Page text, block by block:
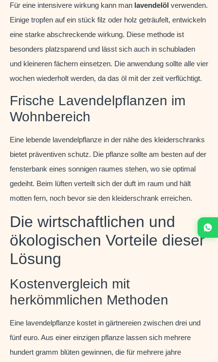
Für eine intensivere wirkung kann man lavendelöl verwenden.
Einige tropfen auf ein stück filz oder holz geträufelt, entwickeln
eine starke abschreckende wirkung. Diese methode ist
besonders platzsparend und lässt sich auch in schubladen
und kleineren fächern einsetzen. Die anwendung sollte alle vier
wochen wiederholt werden, da das öl mit der zeit verflüchtigt.
Frische Lavendelpflanzen im
Wohnbereich
Eine lebende lavendelpflanze in der nähe des kleiderschranks
bietet präventiven schutz. Die pflanze sollte am besten auf der
fensterbank eines sonnigen raumes stehen, wo sie optimal
gedeiht. Beim lüften verteilt sich der duft im raum und hält
motten fern, noch bevor sie den kleiderschrank erreichen.
Die wirtschaftlichen und
ökologischen Vorteile dieser
Lösung
Kostenvergleich mit
herkömmlichen Methoden
Eine lavendelpflanze kostet in gärtnereien zwischen drei und
fünf euro. Aus einer einzigen pflanze lassen sich mehrere
hundert gramm blüten gewinnen, die für mehrere jahre